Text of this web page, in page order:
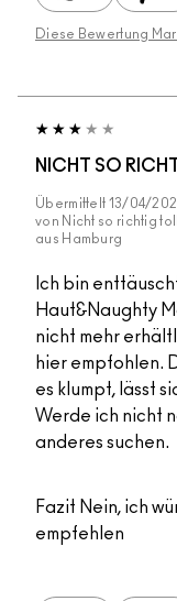
Diese Bewertung
NICHT SO
Übermittelt 13/04/
von Nicht so richtig
aus Hamburg
Ich bin
Haut&Naughty
nicht mehr
hier empfohlen.
es klumpt, lässt
Werde ich nicht
anderes suchen.
Fazit Nein, ich
empfehlen